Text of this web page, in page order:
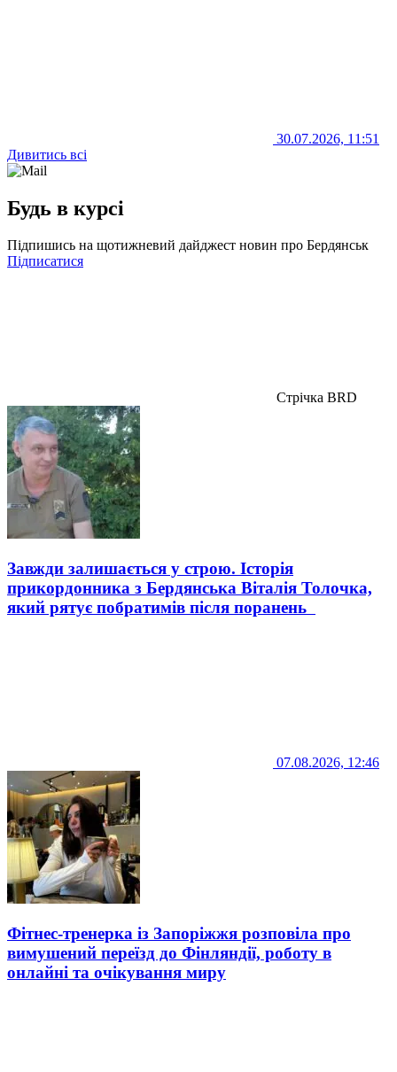
30.07.2026, 11:51
Дивитись всі
Будь в курсі
Підпишись на щотижневий дайджест новин про Бердянськ
Підписатися
Стрічка BRD
Завжди залишається у строю. Історія
прикордонника з Бердянська Віталія Толочка,
який рятує побратимів після поранень
07.08.2026, 12:46
Фітнес-тренерка із Запоріжжя розповіла про
вимушений переїзд до Фінляндії, роботу в
онлайні та очікування миру